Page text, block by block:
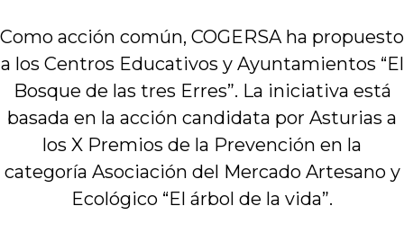
Como acción común, COGERSA ha propuesto
a los Centros Educativos y Ayuntamientos “El
Bosque de las tres Erres”. La iniciativa está
basada en la acción candidata por Asturias a
los X Premios de la Prevención en la
categoría Asociación del Mercado Artesano y
Ecológico “El árbol de la vida”.